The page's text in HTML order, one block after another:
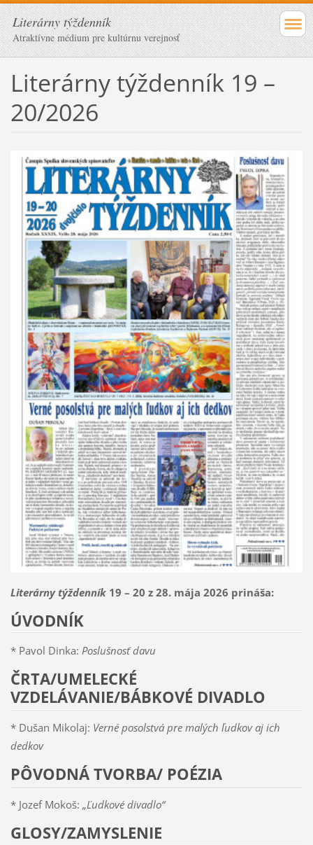
Literárny týždenník
Atraktívne médium pre kultúrnu verejnosť
Literárny týždenník 19 –
20/2026
Literárny týždenník19 – 20 z 28. mája 2026 prináša:
ÚVODNÍK
* Pavol Dinka: Poslušnosť davu
ČRTA/UMELECKÉ
VZDELÁVANIE/BÁBKOVÉ DIVADLO
* Dušan Mikolaj: Verné posolstvá pre malých ľudkov aj ich
dedkov
PÔVODNÁ TVORBA/ POÉZIA
* Jozef Mokoš: „Ľudkové divadlo“
GLOSY/ZAMYSLENIE